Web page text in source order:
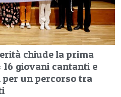
chiude la prima
16 giovani cantanti e
un percorso tra